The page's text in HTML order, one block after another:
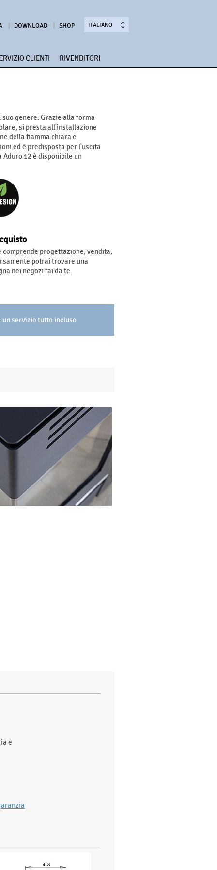
ITALIANO
DOWNLOAD SHOP
CLIENTI RIVENDITORI
genere. Grazie alla forma
si presta all'installazione
della fiamma chiara e
ed è predisposta per l'uscita
12 è disponibile un
comprende progettazione, vendita,
potrai trovare una
nei negozi fai da te.
un servizio tutto incluso
e